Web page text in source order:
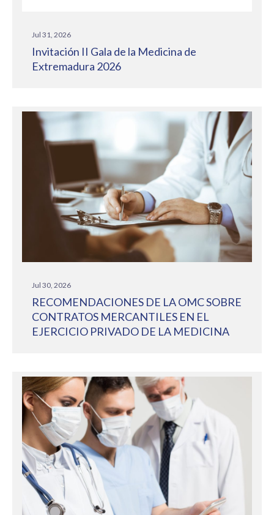
Jul 31, 2026
Invitación II Gala de la Medicina de
Extremadura 2026
Jul 30, 2026
RECOMENDACIONES DE LA OMC SOBRE
CONTRATOS MERCANTILES EN EL
EJERCICIO PRIVADO DE LA MEDICINA